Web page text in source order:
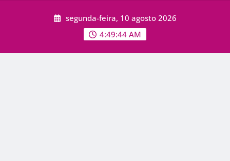
segunda-feira, 10 agosto 2026
4:49:46 AM